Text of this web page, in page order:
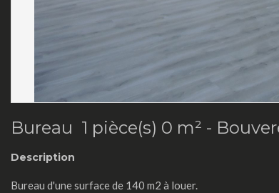
Bureau 1 pièce(s) 0 m² -
Description
Bureau d'une surface de 140 m2 à louer.